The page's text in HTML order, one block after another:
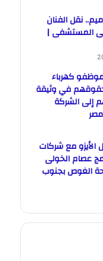
نقل الفنان
المستشفى |
كهرباء
في وثيقة
إلى الشركة
مع شركات
عصام الخولى
الغوص بجنوب